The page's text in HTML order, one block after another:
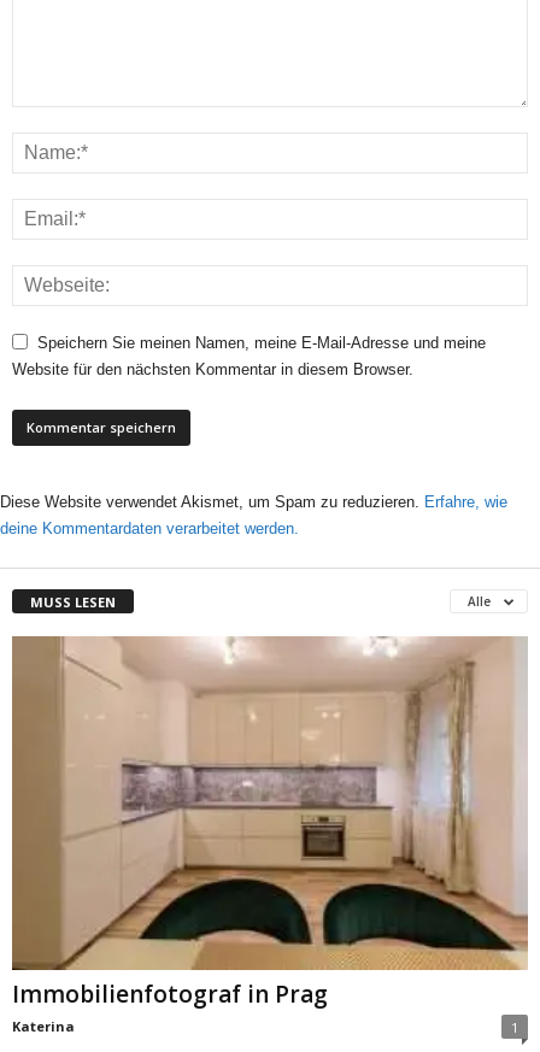
Speichern Sie meinen Namen, meine E-Mail-Adresse und meine
Website für den nächsten Kommentar in diesem Browser.
Diese Website verwendet Akismet, um Spam zu reduzieren. Erfahre, wie
deine Kommentardaten verarbeitet werden.
MUSS LESEN Alle
Immobilienfotograf in Prag
Katerina 1